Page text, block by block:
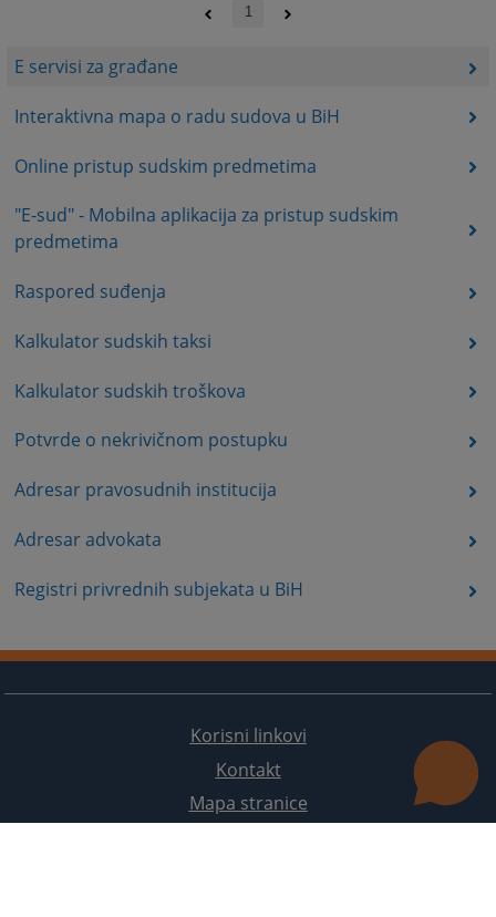
E servisi za građane
Interaktivna mapa o radu sudova u BiH
Online pristup sudskim predmetima
"E-sud" - Mobilna aplikacija za pristup sudskim
predmetima
Raspored suđenja
Kalkulator sudskih taksi
Kalkulator sudskih troškova
Potvrde o nekrivičnom postupku
Adresar pravosudnih institucija
Adresar advokata
Registri privrednih subjekata u BiH
1
Korisni linkovi
Kontakt
Mapa stranice